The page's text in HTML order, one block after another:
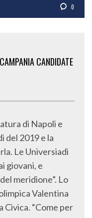
0
CANDIDATE
di Napoli e
del 2019 e la
Le Universiadi
giovani, e
meridione”. Lo
Valentina
Civica. “Come per